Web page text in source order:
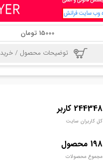
15000 تومان
توضیحات محصول / خرید
244348 کاربر
کل کاربران سایت
198 محصول
مجموع محصولات